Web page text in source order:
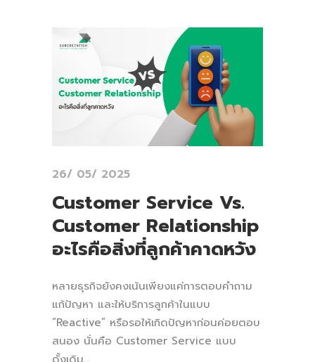
26/ 05/ 2025
Customer Service Vs.
Customer Relationship
อะไรคือสิ่งที่ลูกค้าคาดหวัง
หลายธุรกิจยังคงเน้นเพียงแค่การตอบคำถาม
แก้ปัญหา และให้บริการลูกค้าในแบบ
“Reactive” หรือรอให้เกิดปัญหาก่อนค่อยตอบ
สนอง นั่นคือ Customer Service แบบ